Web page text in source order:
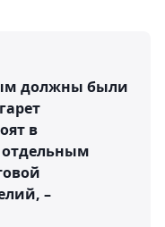
должны были
в
отдельным
–